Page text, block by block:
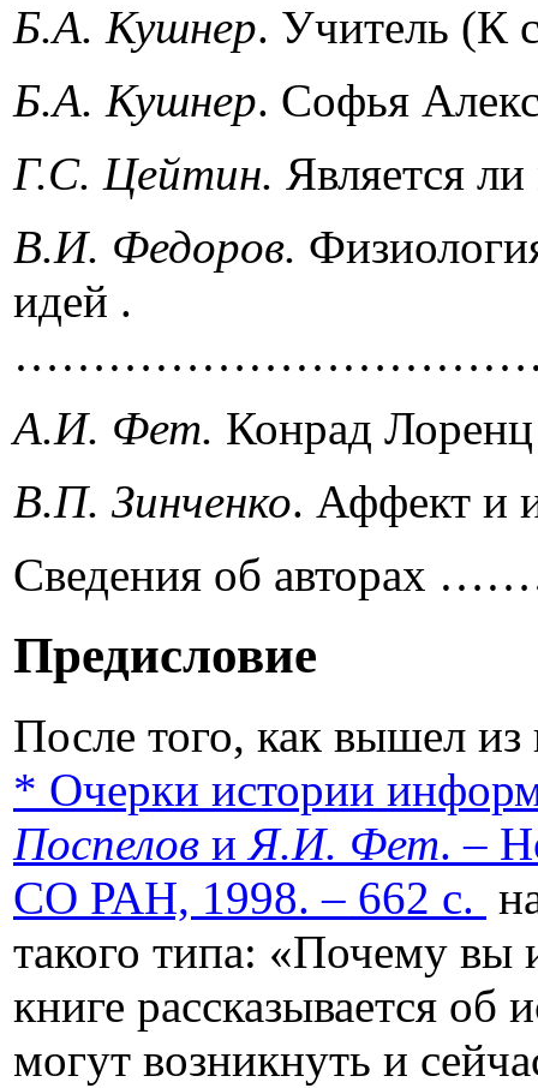
Б.А. Кушнер. Учитель (К
Б.А. Кушнер. Софья
Г.С. Цейтин. Является
В.И. Федоров.
идей .
А.И. Фет. Конрад
В.П. Зинченко. Аффект
Сведения об
Предисловие
После того, как вышел
* Очерки истории
Поспелов иЯ.И. Фет. –
СО РАН, 1998. – 662 с.
такого типа: «Почему вы
книге рассказывается об
могут возникнуть и